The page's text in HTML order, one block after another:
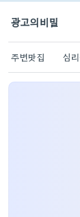
광고의비밀
주변맛집 심